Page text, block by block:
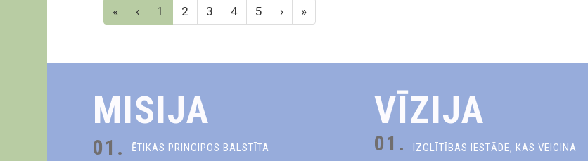
« ‹ 1 2 3 4 5 › »
MISIJA
01.
ĒTIKAS PRINCIPOS BALSTĪTA
VĪZIJA
01.
IZGLĪTĪBAS IESTĀDE, KAS VEICINA